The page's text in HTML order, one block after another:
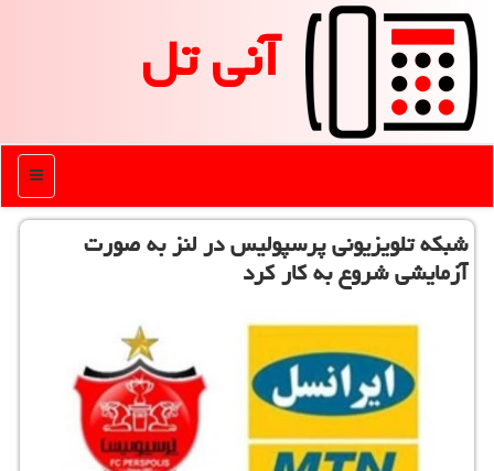
آنی تل
منو
شبكه تلویزیونی پرسپولیس در لنز به صورت
آزمایشی شروع به كار كرد